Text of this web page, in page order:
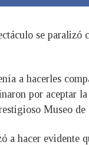
se
a hacerles
por aceptar
Museo
a hacer